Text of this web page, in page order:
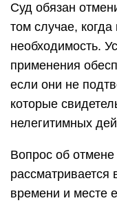
Суд обязан
том случае,
необходимость.
применения
если они не
которые
нелегитимных
Вопрос об
времени и месте